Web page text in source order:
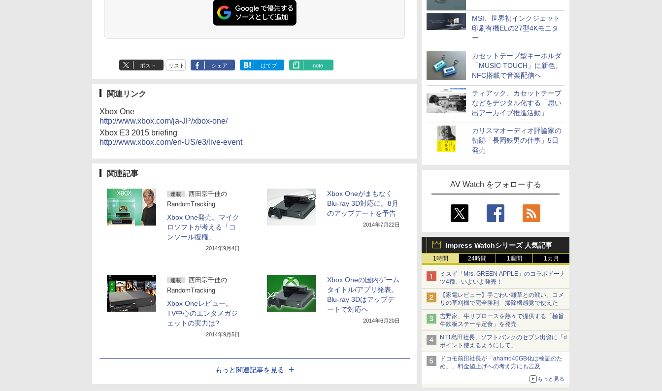
MSI、世界初インクジェット
印刷有機ELの27型4Kモニタ
ー
カセットテープ型キーホルダ
「MUSIC TOUCH」に新色。
NFC搭載で音楽配信へ
ティアック、カセットテープ
などをデジタル化する「思い
出アーカイブ推進活動」
カリスマオーディオ評論家の
軌跡「長岡鉄男の仕事」5日
発売
AV Watch をフォローする
Impress Watchシリーズ 人気記事
1時間 24時間 1週間 1カ月
ミスド「Mrs. GREEN APPLE」のコラボドーナ
ツ4種、いよいよ発売！
【家電レビュー】手ごわい雑草との戦い、コメ
リの草刈機で完全勝利 掃除機感覚で使えた
吉野家、牛リブロースを熱々で提供する「極旨
牛鉄板ステーキ定食」を発売
NTT島田社長、ソフトバンクのセブン出資に「d
ポイント使えるようにして」
ドコモ前田社長が「ahamo40GB化は検証のた
め」、料金値上げへの考え方にも言及
もっと見る
ポスト リスト シェア はてブ note
関連リンク
Xbox One
http://www.xbox.com/ja-JP/xbox-one/
Xbox E3 2015 briefing
http://www.xbox.com/en-US/e3/live-event
関連記事
連載
西田宗千佳の
RandomTracking
Xbox One発売。マイク
ロソフトが考える「コ
ンソール復権」
2014年9月4日
Xbox Oneがまもなく
Blu-ray 3D対応に。8月
のアップデートを予告
2014年7月22日
連載
西田宗千佳の
RandomTracking
Xbox Oneレビュー。
TV中心のエンタメガジ
ェットの実力は?
2014年9月5日
Xbox Oneの国内ゲーム
タイトル/アプリ発表。
Blu-ray 3Dはアップデ
ートで対応へ
2014年6月20日
もっと関連記事を見る